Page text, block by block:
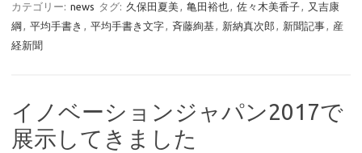
カテゴリー: news タグ: 久保田夏美, 亀田裕也, 佐々木美香子, 又吉康
綱 , 平均手書き , 平均手書き文字, 斉藤絢基, 新納真次郎 , 新聞記事, 産
経新聞
イノベーションジャパン2017で
展示してきました